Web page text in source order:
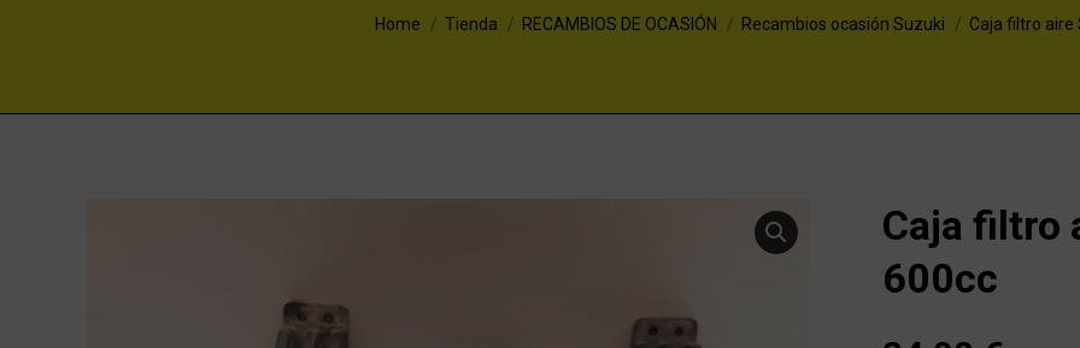
You are here:
Home Tienda RECAMBIOS DE OCASIÓN Recambios ocasión Suzuki Caja filtro aire
Caja filtro
600cc